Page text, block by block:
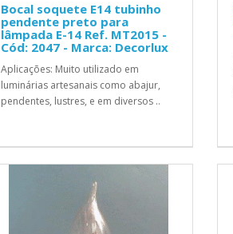
Bocal soquete E14 tubinho
pendente preto para
lâmpada E-14 Ref. MT2015 -
Cód: 2047 - Marca: Decorlux
Aplicações: Muito utilizado em
luminárias artesanais como abajur,
pendentes, lustres, e em diversos ..